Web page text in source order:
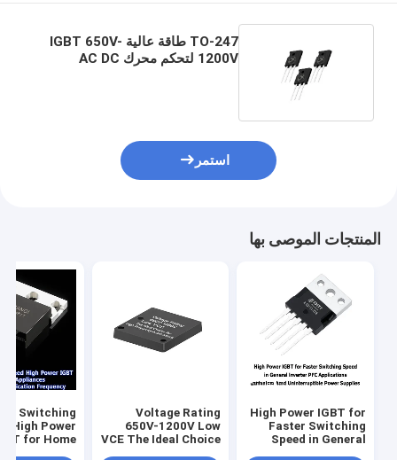
TO-247 طاقة عالية IGBT 650V-
1200V لتحكم محرك AC DC
استمر
المنتجات الموصى بها
High Power IGBT for
Faster Switching
Speed in General
Voltage Rating
650V-1200V Low
VCE The Ideal Choice
Switching
High Power
for Home